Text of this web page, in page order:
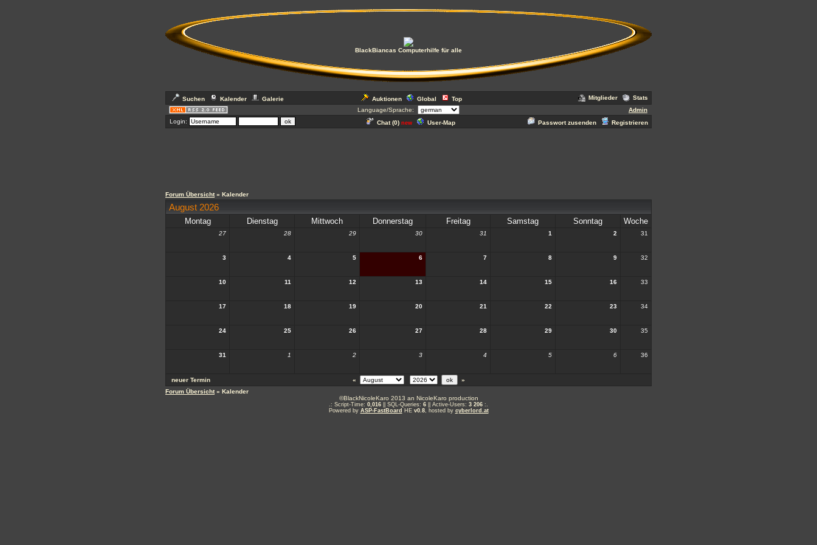
BlackBiancas Computerhilfe für alle
Suchen Kalender Galerie Auktionen Global Top Mitglieder
Stats
Language/Sprache:
Admin
Login:
Chat (0) new User-Map Passwort zusenden Registrieren
Forum Übersicht» Kalender
August 2026
Montag Dienstag Mittwoch Donnerstag Freitag Samstag Sonntag Woche
27 28 29 30 31 1 2 31
3 4 5 6 7 8 9 32
10 11 12 13 14 15 16 33
17 18 19 20 21 22 23 34
24 25 26 27 28 29 30 35
31 1 2 3 4 5 6 36
neuer Termin «
»
Forum Übersicht» Kalender
©BlackNicoleKaro 2013 an NicoleKaro production
.: Script-Time: 0,016 || SQL-Queries: 6 || Active-Users: 3 206 :.
Powered by ASP-FastBoard HE v0.8, hosted by cyberlord.at